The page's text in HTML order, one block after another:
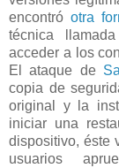
encontró otra
técnica llamada
acceder a los
El ataque de
copia de
original y la
iniciar una
dispositivo, éste
usuarios